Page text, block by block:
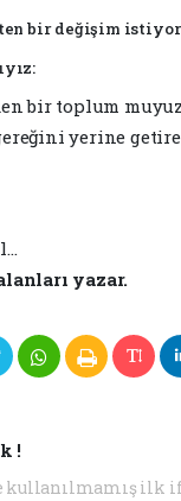
bir değişim
bir toplum
yerine
yazar.
!
kullanılmamış ilk